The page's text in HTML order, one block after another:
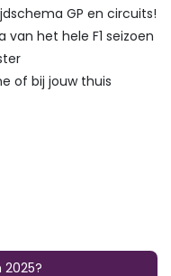
GP en circuits!​
van het hele F1 seizoen
of bij jouw thuis